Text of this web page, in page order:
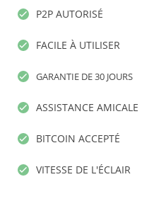
P2P AUTORISÉ
FACILE À UTILISER
GARANTIE DE 30 JOURS
ASSISTANCE AMICALE
BITCOIN ACCEPTÉ
VITESSE DE L'ÉCLAIR